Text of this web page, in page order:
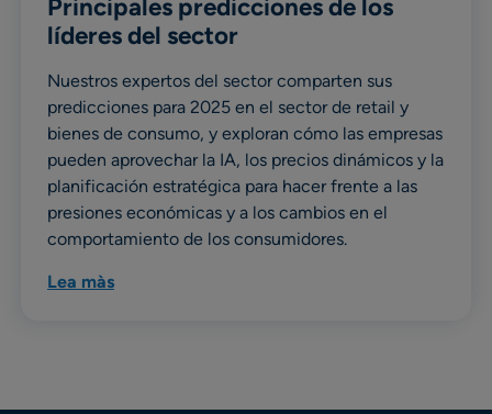
Principales predicciones de los
líderes del sector
Nuestros expertos del sector comparten sus
predicciones para 2025 en el sector de retail y
bienes de consumo, y exploran cómo las empresas
pueden aprovechar la IA, los precios dinámicos y la
planificación estratégica para hacer frente a las
presiones económicas y a los cambios en el
comportamiento de los consumidores.
Lea màs